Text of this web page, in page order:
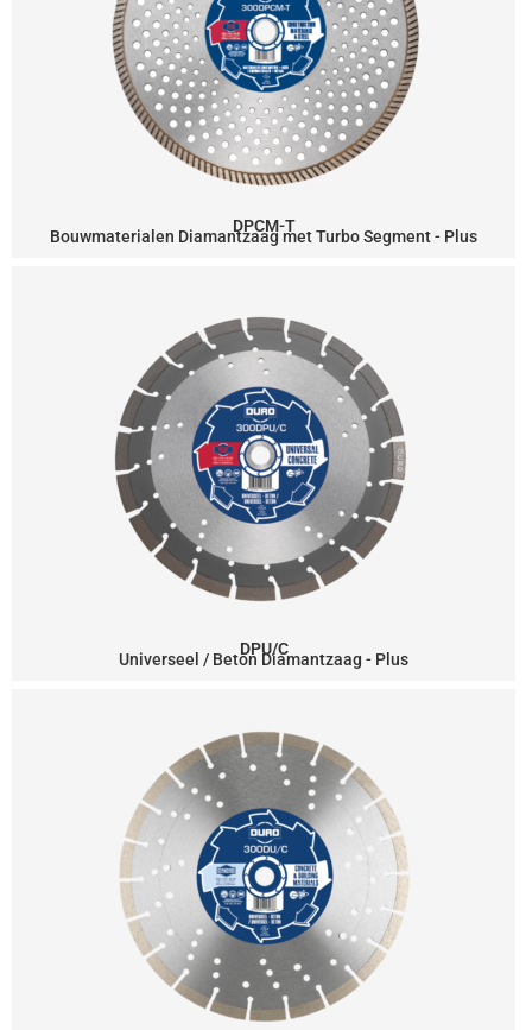
DPCM-T
Bouwmaterialen Diamantzaag met Turbo Segment - Plus
DPU/C
Universeel / Beton Diamantzaag - Plus